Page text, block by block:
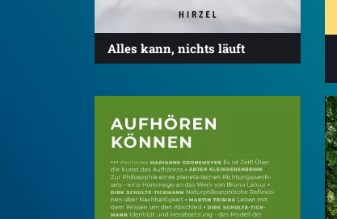
Alles kann, nichts läuft